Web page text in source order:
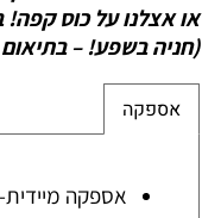
(חניה בשפע! –
אספקה
אספקה